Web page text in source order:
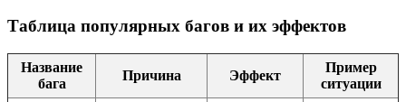
Таблица популярных багов и их эффектов
Название
бага
Причина Эффект
Пример
ситуации